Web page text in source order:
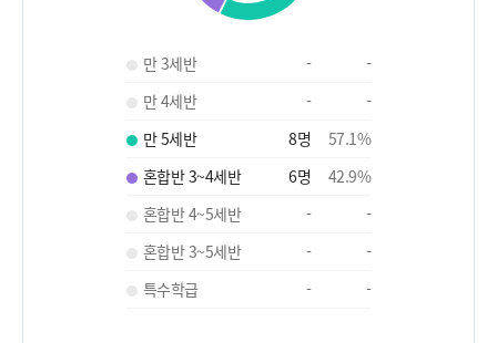
만 3세반 -
-
만 4세반
-
-
만 5세반
8명 57.1%
혼합반 3~4세반
6명 42.9%
혼합반 4~5세반
-
-
혼합반 3~5세반
-
-
특수학급
- -